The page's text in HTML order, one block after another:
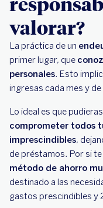
valorar?
La práctica de un
primer lugar, que
personales. Esto
ingresas cada mes y
Lo ideal es que pudieras
comprometer todos
imprescindibles,
de préstamos. Por si
método de ahorro
destinado a las
gastos prescindibles y